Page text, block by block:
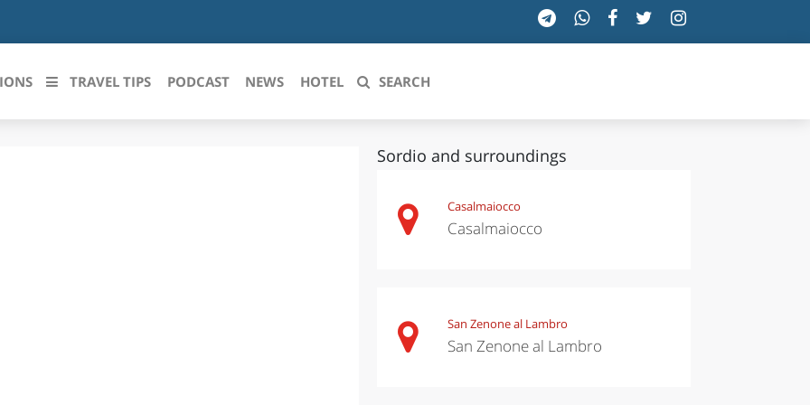
TOSCANA
VALLE D'AOSTA
TRAVEL TIPS PODCAST NEWS HOTEL SEARCH
Sordio and surroundings
Casalmaiocco
Casalmaiocco
San Zenone al Lambro
San Zenone al Lambro